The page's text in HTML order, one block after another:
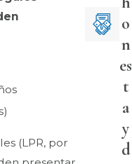
(LPR, por
o
n
es
t
a
y
d